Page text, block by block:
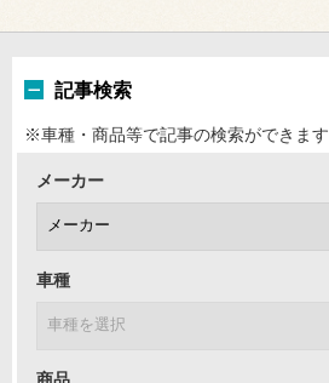
記事検索
※車種・商品等で記事の検索ができます
メーカー
車種